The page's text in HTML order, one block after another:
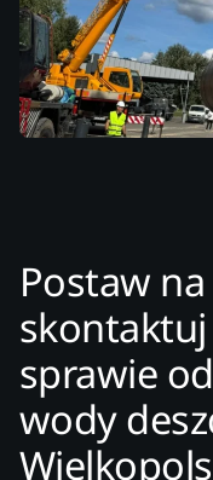
Postaw
sprawie
wody